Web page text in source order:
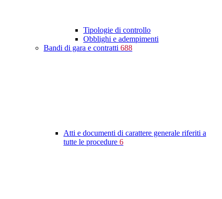
Tipologie di controllo
Obblighi e adempimenti
Bandi di gara e contratti 688
Atti e documenti di carattere generale riferiti a
tutte le procedure 6